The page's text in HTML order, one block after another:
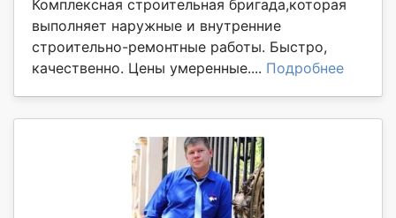
Комплексная строительная бригада,которая
выполняет наружные и внутренние
строительно-ремонтные работы. Быстро,
качественно. Цены умеренные.... Подробнее